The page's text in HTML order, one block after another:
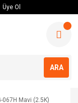
Üye Ol
ARA